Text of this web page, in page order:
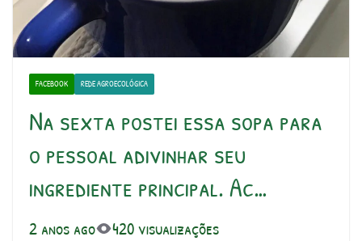
FACEBOOK REDE AGROECOLÓGICA
Na sexta postei essa sopa para
o pessoal adivinhar seu
ingrediente principal. Ac…
2 anos ago 420 visualizações